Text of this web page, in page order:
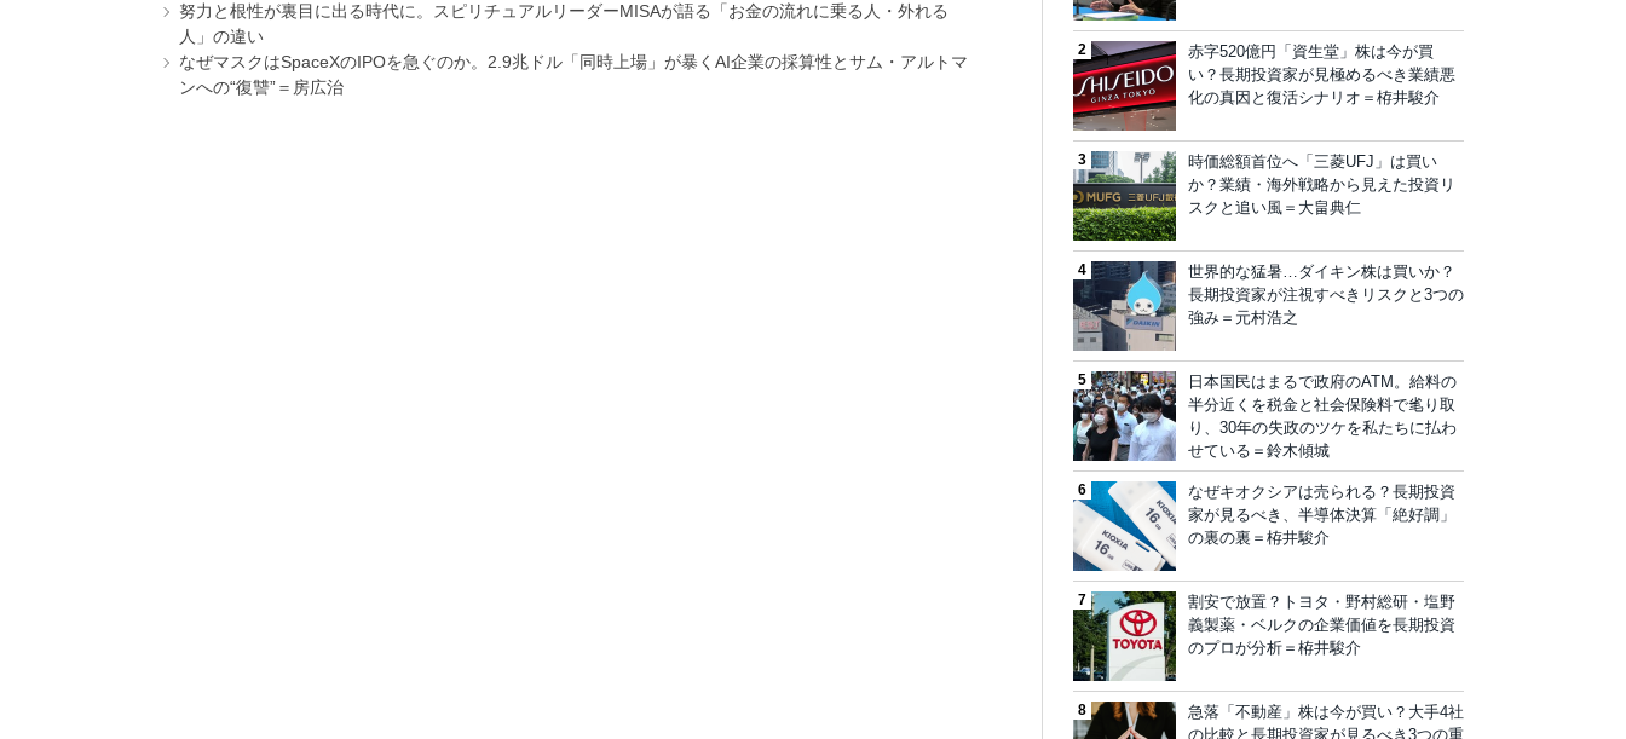
努力と根性が裏目に出る時代に。スピリチュアルリーダーMISAが語る「お金の流れに乗る人・外れる
人」の違い
なぜマスクはSpaceXのIPOを急ぐのか。2.9兆ドル「同時上場」が暴くAI企業の採算性とサム・アルトマ
ンへの“復讐”＝房広治
赤字520億円「資生堂」株は今が買
い？長期投資家が見極めるべき業績悪
化の真因と復活シナリオ＝栫井駿介
時価総額首位へ「三菱UFJ」は買い
か？業績・海外戦略から見えた投資リ
スクと追い風＝大畠典仁
世界的な猛暑…ダイキン株は買いか？
長期投資家が注視すべきリスクと3つの
強み＝元村浩之
日本国民はまるで政府のATM。給料の
半分近くを税金と社会保険料で毟り取
り、30年の失政のツケを私たちに払わ
せている＝鈴木傾城
なぜキオクシアは売られる？長期投資
家が見るべき、半導体決算「絶好調」
の裏の裏＝栫井駿介
割安で放置？トヨタ・野村総研・塩野
義製薬・ベルクの企業価値を長期投資
のプロが分析＝栫井駿介
急落「不動産」株は今が買い？大手4社
の比較と長期投資家が見るべき3つの重